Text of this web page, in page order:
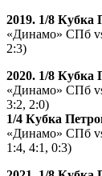
2019. 1/8 Кубка
«Динамо» СПб
2:3)
2020. 1/8 Кубка
«Динамо» СПб
3:2, 2:0)
1/4 Кубка
«Динамо» СПб
1:4, 4:1, 0:3)